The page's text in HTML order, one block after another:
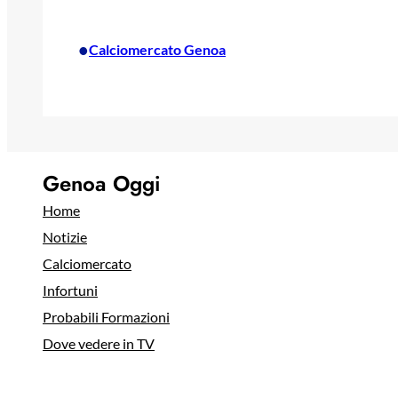
•Calciomercato Genoa
Genoa Oggi
Home
Notizie
Calciomercato
Infortuni
Probabili Formazioni
Dove vedere in TV